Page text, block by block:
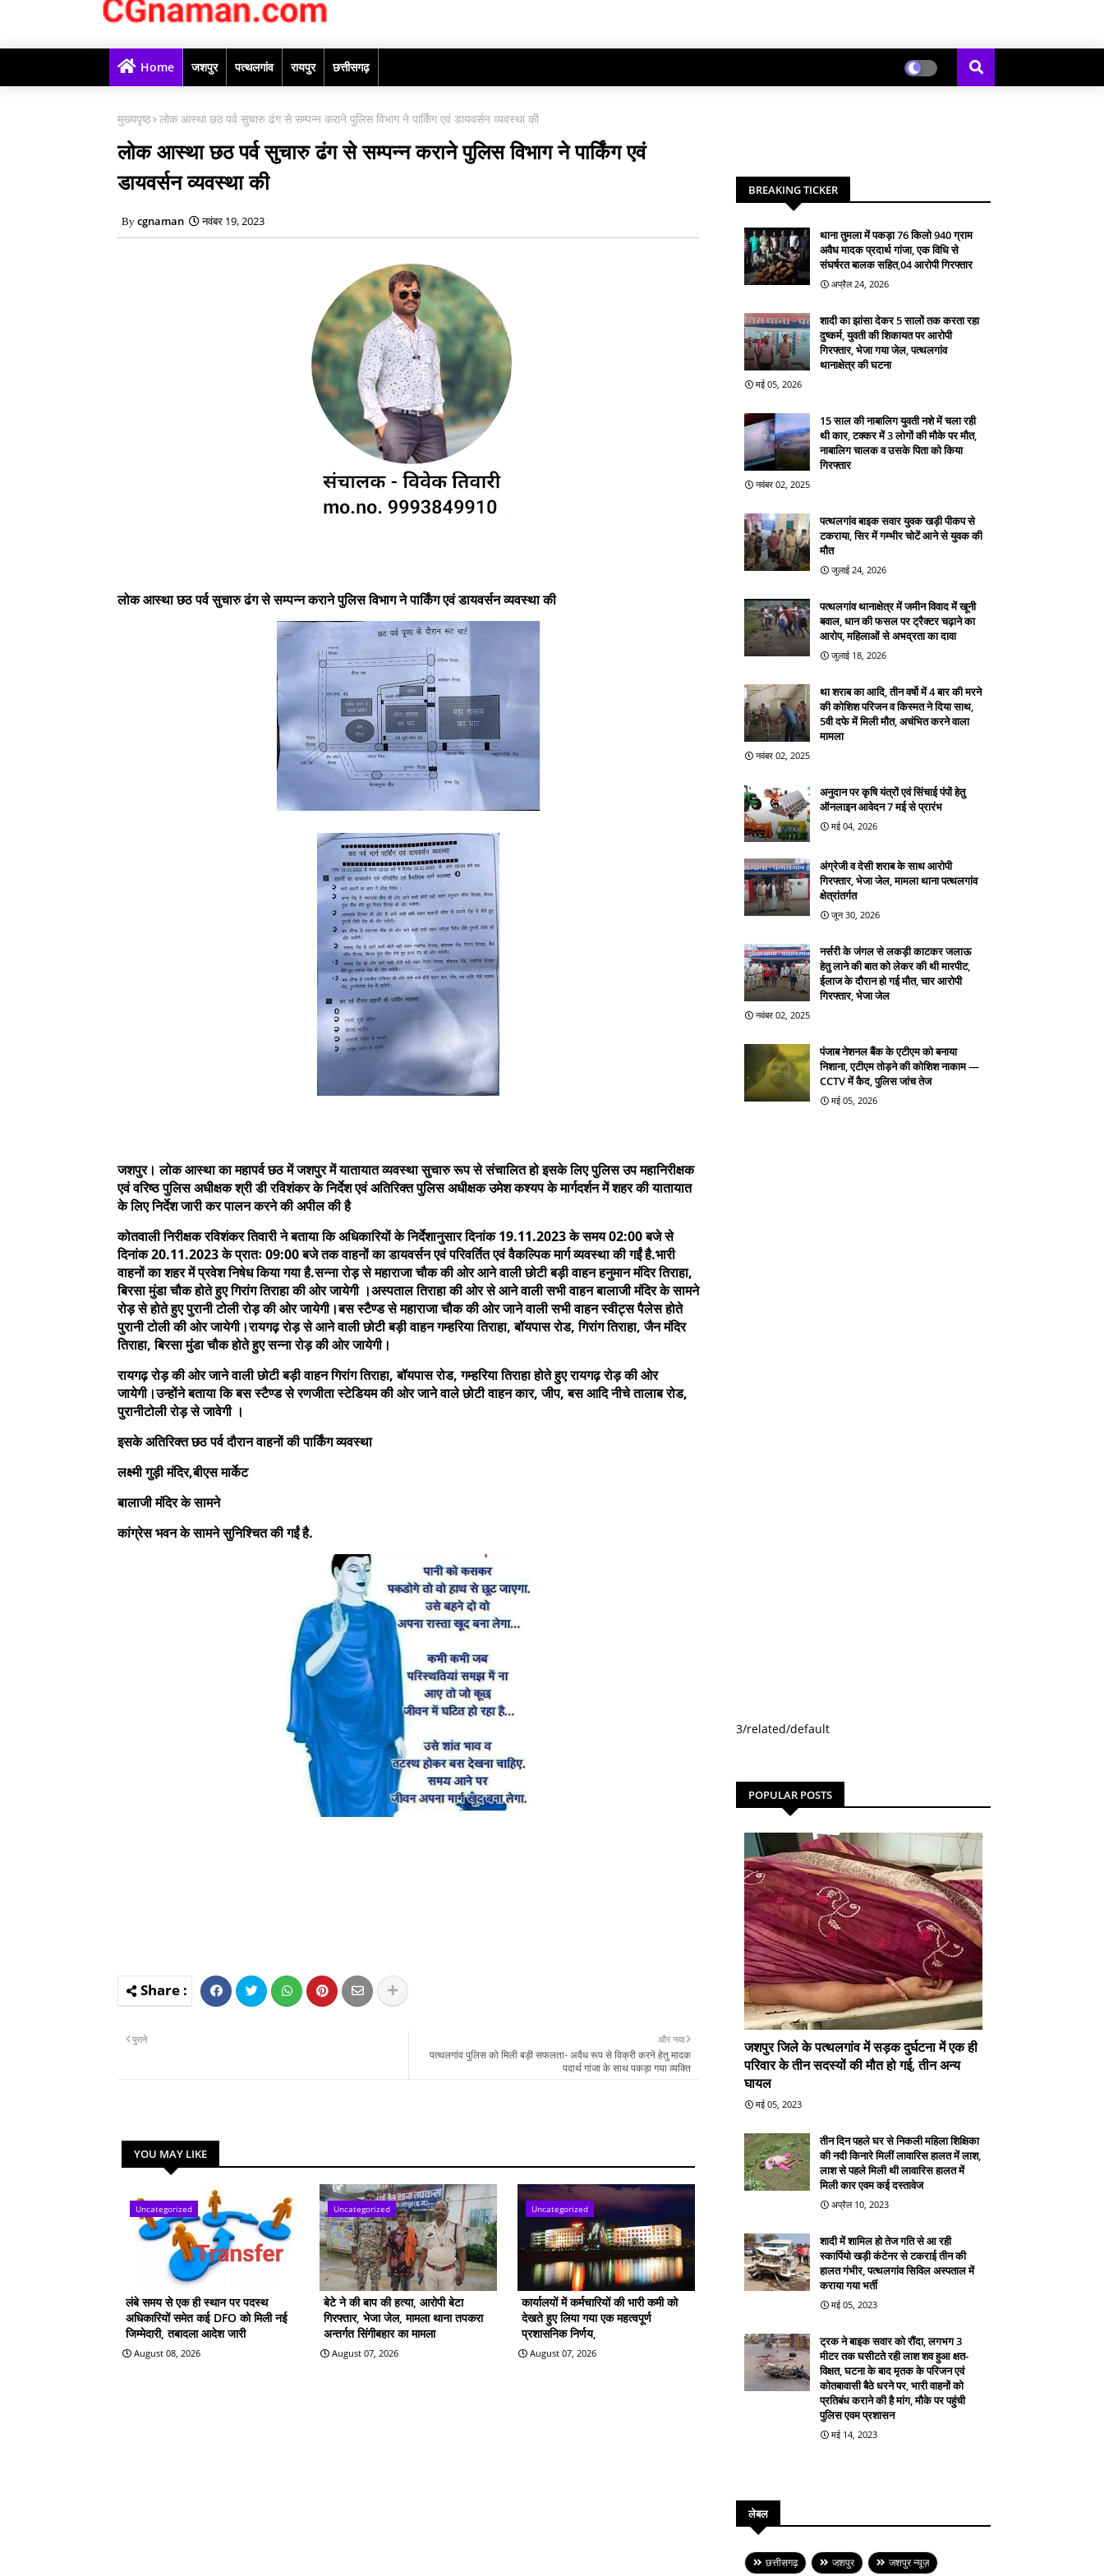
Home जशपुर पत्थलगांव रायपुर छत्तीसगढ़
मुख्यपृष्ठ लोक आस्था छठ पर्व सुचारु ढंग से सम्पन्न कराने पुलिस विभाग ने पार्किंग एवं डायवर्सन व्यवस्था की
लोक आस्था छठ पर्व सुचारु ढंग से सम्पन्न कराने पुलिस विभाग ने पार्किंग एवं
डायवर्सन व्यवस्था की
cgnaman नवंबर 19, 2023
लोक आस्था छठ पर्व सुचारु ढंग से सम्पन्न कराने पुलिस विभाग ने पार्किंग एवं डायवर्सन व्यवस्था की
जशपुर। लोक आस्था का महापर्व छठ में जशपुर में यातायात व्यवस्था सुचारु रूप से संचालित हो इसके लिए पुलिस उप महानिरीक्षक
एवं वरिष्ठ पुलिस अधीक्षक श्री डी रविशंकर के निर्देश एवं अतिरिक्त पुलिस अधीक्षक उमेश कश्यप के मार्गदर्शन में शहर की यातायात
के लिए निर्देश जारी कर पालन करने की अपील की है
कोतवाली निरीक्षक रविशंकर तिवारी ने बताया कि अधिकारियों के निर्देशानुसार दिनांक 19.11.2023 के समय 02:00 बजे से
दिनांक 20.11.2023 के प्रातः 09:00 बजे तक वाहनों का डायवर्सन एवं परिवर्तित एवं वैकल्पिक मार्ग व्यवस्था की गईं है.भारी
वाहनों का शहर में प्रवेश निषेध किया गया है.सन्ना रोड़ से महाराजा चौक की ओर आने वाली छोटी बड़ी वाहन हनुमान मंदिर तिराहा,
बिरसा मुंडा चौक होते हुए गिरांग तिराहा की ओर जायेगी ।अस्पताल तिराहा की ओर से आने वाली सभी वाहन बालाजी मंदिर के सामने
रोड़ से होते हुए पुरानी टोली रोड़ की ओर जायेगी।बस स्टैण्ड से महाराजा चौक की ओर जाने वाली सभी वाहन स्वीट्स पैलेस होते
पुरानी टोली की ओर जायेगी।रायगढ़ रोड़ से आने वाली छोटी बड़ी वाहन गम्हरिया तिराहा, बॉयपास रोड, गिरांग तिराहा, जैन मंदिर
तिराहा, बिरसा मुंडा चौक होते हुए सन्ना रोड़ की ओर जायेगी।
रायगढ़ रोड़ की ओर जाने वाली छोटी बड़ी वाहन गिरांग तिराहा, बॉयपास रोड, गम्हरिया तिराहा होते हुए रायगढ़ रोड़ की ओर
जायेगी।उन्होंने बताया कि बस स्टैण्ड से रणजीता स्टेडियम की ओर जाने वाले छोटी वाहन कार, जीप, बस आदि नीचे तालाब रोड,
पुरानीटोली रोड़ से जावेगी ।
इसके अतिरिक्त छठ पर्व दौरान वाहनों की पार्किंग व्यवस्था
लक्ष्मी गुड़ी मंदिर,बीएस मार्केट
बालाजी मंदिर के सामने
कांग्रेस भवन के सामने सुनिश्चित की गईं है.
और नया
पत्थलगांव पुलिस को मिली बड़ी सफलता- अवैध रूप से विक्री करने हेतु मादक
पदार्थ गांजा के साथ पकड़ा गया व्यक्ति
पुराने
YOU MAY LIKE
Uncategorized
लंबे समय से एक ही स्थान पर पदस्थ
अधिकारियों समेत कई DFO को मिली नई
जिम्मेदारी, तबादला आदेश जारी
August 08, 2026
Uncategorized
बेटे ने की बाप की हत्या, आरोपी बेटा
गिरफ्तार, भेजा जेल, मामला थाना तपकरा
अन्तर्गत सिंगीबहार का मामला
August 07, 2026
Uncategorized
कार्यालयों में कर्मचारियों की भारी कमी को
देखते हुए लिया गया एक महत्वपूर्ण
प्रशासनिक निर्णय,
August 07, 2026
BREAKING TICKER
थाना तुमला में पकड़ा 76 किलो 940 ग्राम
अवैध मादक प्रदार्थ गांजा, एक विधि से
संघर्षरत बालक सहित,04 आरोपी गिरफ्तार
अप्रैल 24, 2026
शादी का झांसा देकर 5 सालों तक करता रहा
दुष्कर्म, युवती की शिकायत पर आरोपी
गिरफ्तार, भेजा गया जेल, पत्थलगांव
थानाक्षेत्र की घटना
मई 05, 2026
15 साल की नाबालिग युवती नशे में चला रही
थी कार, टक्कर में 3 लोगों की मौके पर मौत,
नाबालिग चालक व उसके पिता को किया
गिरफ्तार
नवंबर 02, 2025
पत्थलगांव बाइक सवार युवक खड़ी पीकप से
टकराया, सिर में गम्भीर चोटें आने से युवक की
मौत
जुलाई 24, 2026
पत्थलगांव थानाक्षेत्र में जमीन विवाद में खूनी
बवाल, धान की फसल पर ट्रैक्टर चढ़ाने का
आरोप, महिलाओं से अभद्रता का दावा
जुलाई 18, 2026
था शराब का आदि, तीन वर्षो में 4 बार की मरने
की कोशिश परिजन व किस्मत ने दिया साथ,
5वी दफे में मिली मौत, अचंभित करने वाला
मामला
नवंबर 02, 2025
अनुदान पर कृषि यंत्रों एवं सिंचाई पंपों हेतु
ऑनलाइन आवेदन 7 मई से प्रारंभ
मई 04, 2026
अंग्रेजी व देसी शराब के साथ आरोपी
गिरफ्तार, भेजा जेल, मामला थाना पत्थलगांव
क्षेत्रांतर्गत
जून 30, 2026
नर्सरी के जंगल से लकड़ी काटकर जलाऊ
हेतु लाने की बात को लेकर की थी मारपीट,
ईलाज के दौरान हो गई मौत, चार आरोपी
गिरफ्तार, भेजा जेल
नवंबर 02, 2025
पंजाब नेशनल बैंक के एटीएम को बनाया
निशाना, एटीएम तोड़ने की कोशिश नाकाम —
CCTV में कैद, पुलिस जांच तेज
मई 05, 2026
3/related/default
POPULAR POSTS
जशपुर जिले के पत्थलगांव में सड़क दुर्घटना में एक ही
परिवार के तीन सदस्यों की मौत हो गई, तीन अन्य
घायल
मई 05, 2023
तीन दिन पहले घर से निकली महिला शिक्षिका
की नदी किनारे मिलीं लावारिस हालत में लाश,
लाश से पहले मिली थी लावारिस हालत में
मिली कार एवम कई दस्तावेज
अप्रैल 10, 2023
शादी में शामिल हो तेज गति से आ रही
स्कार्पियो खड़ी कंटेनर से टकराई तीन की
हालत गंभीर, पत्थलगांव सिविल अस्पताल में
कराया गया भर्ती
मई 05, 2023
ट्रक ने बाइक सवार को रौंदा, लगभग 3
मीटर तक घसीटते रही लाश शव हुआ क्षत-
विक्षत, घटना के बाद मृतक के परिजन एवं
कोतबावासी बैठे धरने पर, भारी वाहनों को
प्रतिबंध कराने की है मांग, मौके पर पहुंची
पुलिस एवम प्रशासन
मई 14, 2023
लेबल
छत्तीसगढ़ जशपुर जशपुर न्यूज़